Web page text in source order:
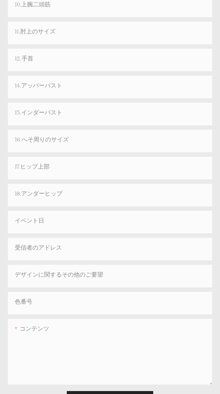
10.上腕二頭筋
11.肘上のサイズ
12.手首
14.アッパーバスト
15.インダーバスト
16.へそ周りのサイズ
17.ヒップ上部
18.アンダーヒップ
イベント日
受信者のアドレス
デザインに関するその他のご要望
色番号
コンテンツ